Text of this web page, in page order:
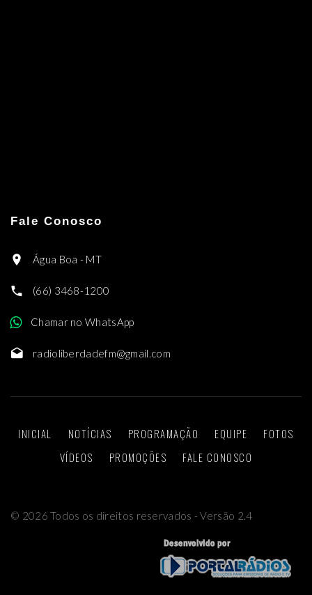
Fale Conosco
Água Boa - MT
(66) 3468-1200
Chamar no WhatsApp
radioliberdadefm@gmail.com
INICIAL NOTÍCIAS PROGRAMAÇÃO EQUIPE
FOTOS
VÍDEOS
PROMOÇÕES FALE CONOSCO
© 2026 Todos os direitos reservados - Versão 2.4